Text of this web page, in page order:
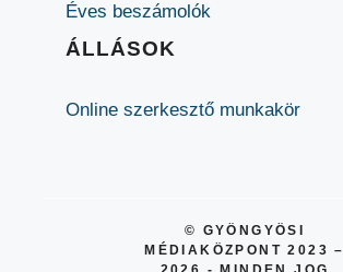
Éves beszámolók
ÁLLÁSOK
Online szerkesztő munkakör
© GYÖNGYÖSI
MÉDIAKÖZPONT 2023 –